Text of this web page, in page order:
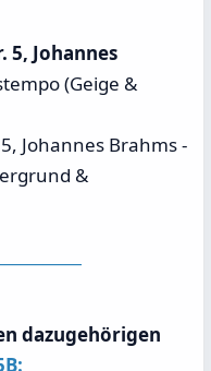
5, Johannes
(Geige &
Johannes Brahms -
&
dazugehörigen